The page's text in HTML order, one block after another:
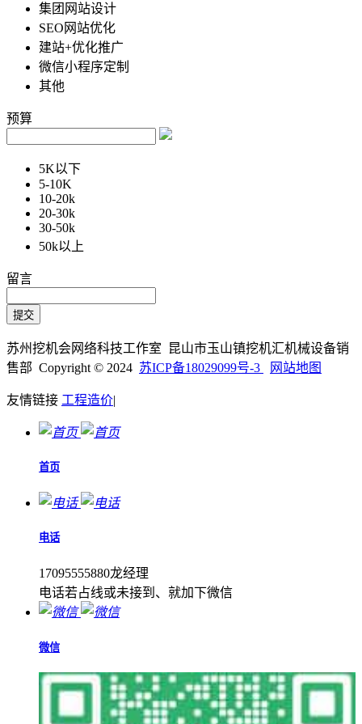
集团网站设计
SEO网站优化
建站+优化推广
微信小程序定制
其他
预算
5K以下
5-10K
10-20k
20-30k
30-50k
50k以上
留言
苏州挖机会网络科技工作室 昆山市玉山镇挖机汇机械设备销
售部 Copyright © 2024 苏ICP备18029099号-3 网站地图
友情链接 工程造价|
首页
电话
17095555880龙经理
电话若占线或未接到、就加下微信
微信